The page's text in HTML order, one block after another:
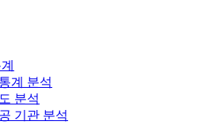
계 분석
분석
기관 분석